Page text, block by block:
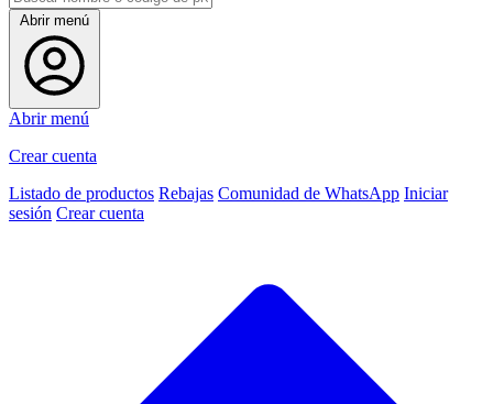
Abrir menú
Abrir menú
Crear cuenta
Listado de productos Rebajas Comunidad de WhatsApp Iniciar
sesión Crear cuenta